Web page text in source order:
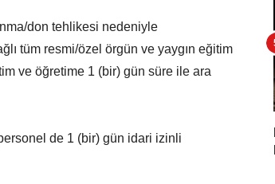
don tehlikesi nedeniyle
tüm resmi/özel örgün ve yaygın eğitim
ve öğretime 1 (bir) gün süre ile ara
de 1 (bir) gün idari izinli